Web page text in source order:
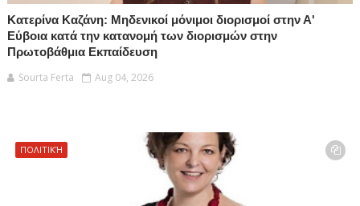
Κατερίνα Καζάνη: Μηδενικοί μόνιμοι διορισμοί στην Α'
Εύβοια κατά την κατανομή των διορισμών στην
Πρωτοβάθμια Εκπαίδευση
Sourta Ferta
Aug 04, 2026
ΠΟΛΙΤΙΚΉ